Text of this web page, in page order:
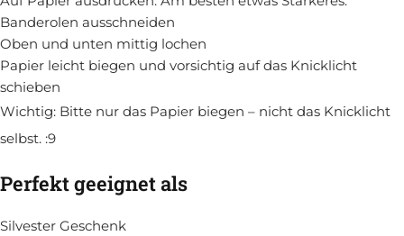
Banderolen ausschneiden
Oben und unten mittig lochen
Papier leicht biegen und vorsichtig auf das Knicklicht
schieben
Wichtig: Bitte nur das Papier biegen – nicht das Knicklicht
selbst. :9
Perfekt geeignet als
Silvester Geschenk